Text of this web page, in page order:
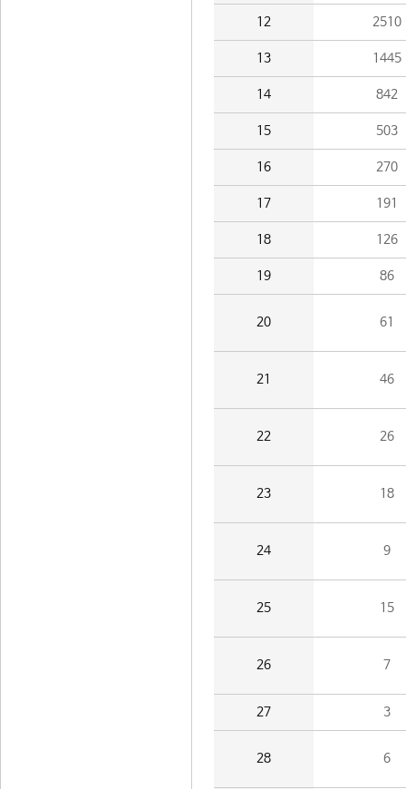
12 2510
13 1445
14 842
15 503
16 270
17 191
18 126
19 86
20 61
21 46
22 26
23 18
24 9
25 15
26 7
27 3
28 6